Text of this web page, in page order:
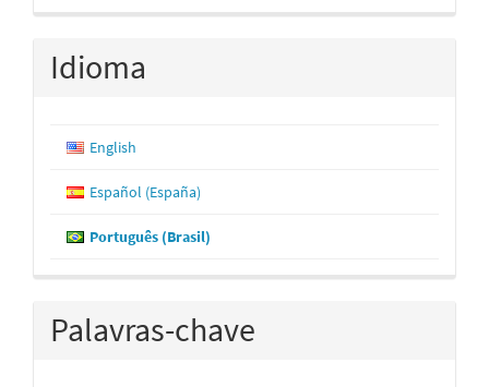
Idioma
English
Español (España)
Português (Brasil)
Palavras-chave